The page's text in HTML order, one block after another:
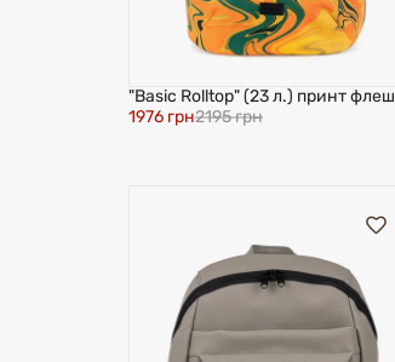
"Basic Rolltop" (23 л.) принт флеш
1976 грн2195 грн